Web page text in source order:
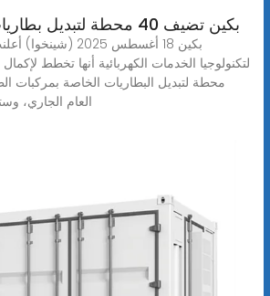
بكين تضيف 40 محطة لتبديل بطاريات مركبات الطاقة
بكين 18 أغسطس 2025
محطة لتبديل البطاريات الخاصة بمركبات
العام الجاري،